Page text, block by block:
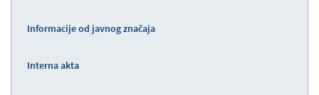
Informacije od javnog značaja
Interna akta